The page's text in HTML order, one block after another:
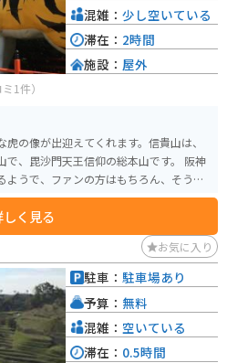
ミ1件）
の像が出迎えてくれます。信貴山は、
で、毘沙門天王信仰の総本山です。 阪神
ようで、ファンの方はもちろん、そうで
の上にあるので、景色も良いです。
しく見る
混雑： 少し空いている
滞在： 2時間
施設： 屋外
お気に入り
駐車： 駐車場あり
予算： 無料
混雑： 空いている
滞在： 0.5時間